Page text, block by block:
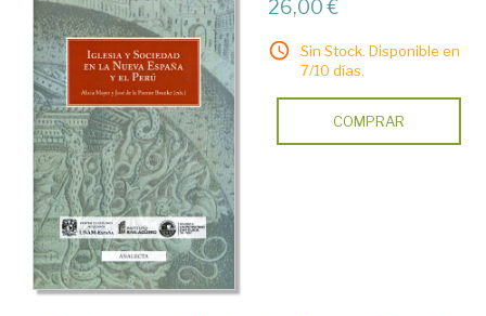
26,00 €
Sin Stock. Disponible en
7/10 días.
COMPRAR